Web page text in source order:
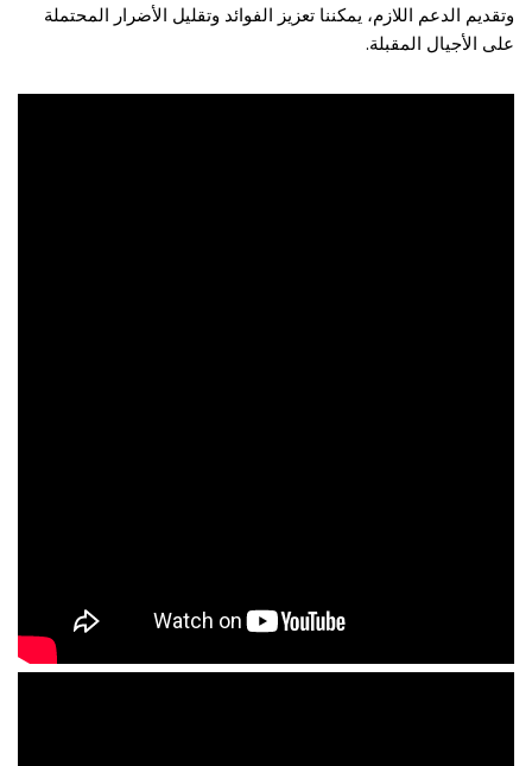
وتقديم الدعم اللازم، يمكننا تعزيز الفوائد وتقليل الأضرار المحتملة
على الأجيال المقبلة.